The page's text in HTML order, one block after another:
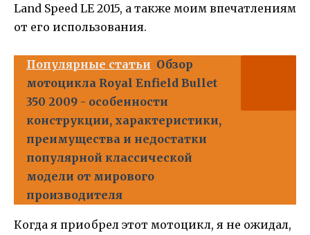
Land Speed LE 2015, а также моим впечатлениям
от его использования.
Популярные статьи Обзор
мотоцикла Royal Enfield Bullet
350 2009 - особенности
конструкции, характеристики,
преимущества и недостатки
популярной классической
модели от мирового
производителя
Когда я приобрел этот мотоцикл, я не ожидал,